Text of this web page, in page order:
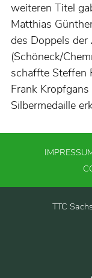
weiteren Titel
Matthias
des Doppels
(Schöneck/
schaffte Steffen
Frank
Silbermedaille
TTC